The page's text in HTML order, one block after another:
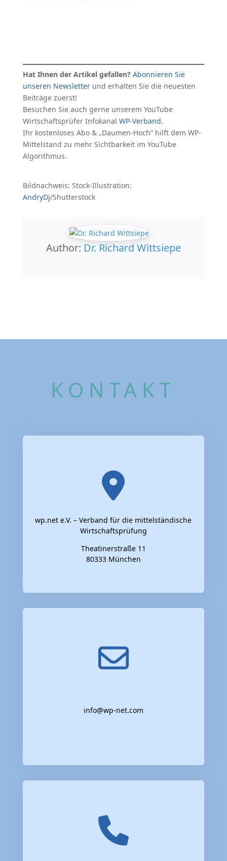
Hat Ihnen der Artikel gefallen? Abonnieren Sie
unseren Newsletterund erhalten Sie die neuesten
Beiträge zuerst!
Besuchen Sie auch gerne unserem YouTube
Wirtschaftsprüfer Infokanal WP-Verband.
Ihr kostenloses Abo & „Daumen-Hoch“ hilft dem WP-
Mittelstand zu mehr Sichtbarkeit im YouTube
Algorithmus.
Bildnachweis: Stock-Illustration:
AndryDj/Shutterstock
Author: Dr. Richard Wittsiepe
KONTAKT
wp.net e.V. – Verband für die mittelständische
Wirtschaftsprüfung
Theatinerstraße 11
80333 München
info@wp-net.com